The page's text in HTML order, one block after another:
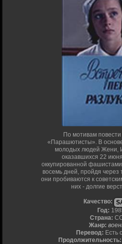
По мотивам повести
«Парашютисты». В
молодых людей Жени,
оказавшихся 22
оккупированной
восемь дней, пройдя
они пробиваются к
них - долгие
Качество:
Год:
Страна:
Жанр:
Перевод: Есть
Продолжительность: